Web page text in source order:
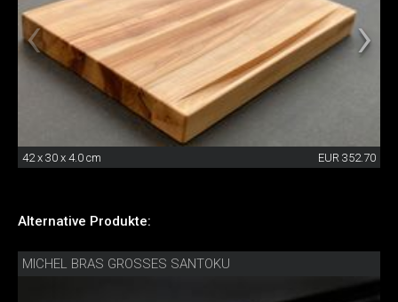
42 x 30 x 4.0 cm EUR 352.70
Alternative Produkte:
MICHEL BRAS GROSSES SANTOKU